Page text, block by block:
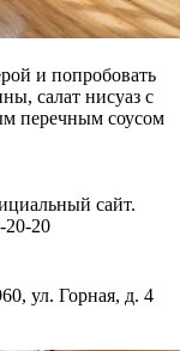
и попробовать
салат нисуаз с
перечным соусом
сайт.
20-20
ул. Горная, д. 4